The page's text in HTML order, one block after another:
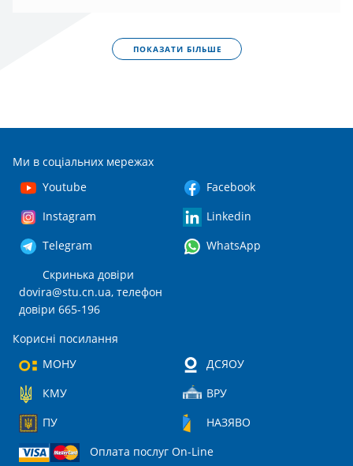
ПОКАЗАТИ БІЛЬШЕ
Ми в соціальних мережах
Youtube
Facebook
Instagram
Linkedin
Telegram
WhatsApp
Скринька довіри
dovira@stu.cn.ua, телефон
довіри 665-196
Корисні посилання
МОНУ
ДСЯОУ
КМУ
ВРУ
ПУ
НАЗЯВО
Оплата послуг On-Line